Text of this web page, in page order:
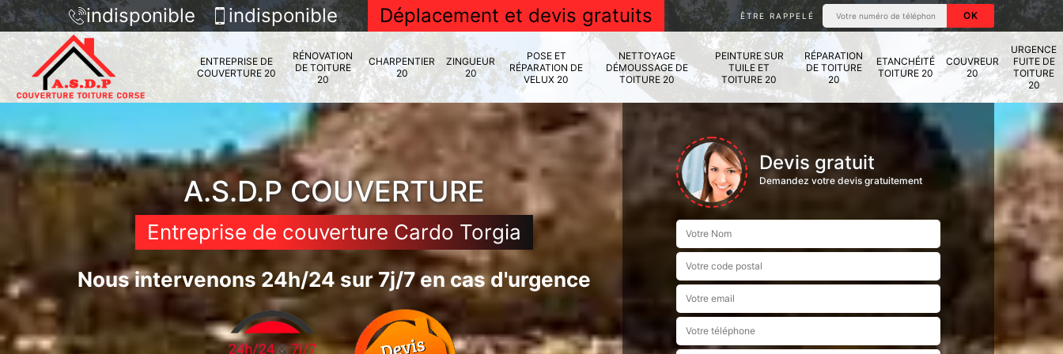
indisponible indisponible Déplacement et devis gratuits ÊTRE RAPPELÉ
ENTREPRISE DE
COUVERTURE 20
RÉNOVATION
DE TOITURE
20
CHARPENTIER
20
ZINGUEUR
20
POSE ET
RÉPARATION DE
VELUX 20
NETTOYAGE
DÉMOUSSAGE DE
TOITURE 20
PEINTURE SUR
TUILE ET
TOITURE 20
RÉPARATION
DE TOITURE
20
ETANCHÉITÉ
TOITURE 20
COUVREUR
20
URGENCE
FUITE DE
TOITURE
20
A.S.D.P COUVERTURE
Entreprise de couverture Cardo Torgia
Nous intervenons 24h/24 sur 7j/7 en cas d'urgence
Devis gratuit
Demandez votre devis gratuitement